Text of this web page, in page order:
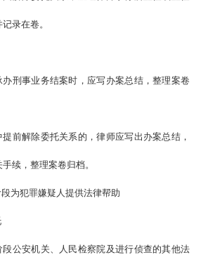
录在卷。
刑事业务结案时，应写办案总结，整理案卷
前解除委托关系的，律师应写出办案总结，
续，整理案卷归档。
为犯罪嫌疑人提供法律帮助
公安机关、人民检察院及进行侦查的其他法